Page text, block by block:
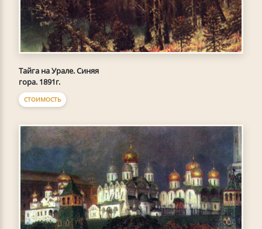
Тайга на Урале. Синяя
гора. 1891г.
СТОИМОСТЬ